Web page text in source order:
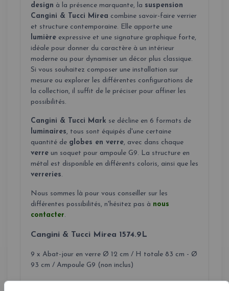
design à la présence marquante, la suspension
Cangini & Tucci Mirea combine savoir-faire verrier
et structure contemporaine. Elle apporte une
lumière expressive et une signature graphique forte,
idéale pour donner du caractère à un intérieur
moderne ou pour dynamiser un décor plus classique.
Si vous souhaitez composer une installation sur
mesure ou explorer les différentes configurations de
la collection, il suffit de le préciser pour affiner les
possibilités.
Cangini & Tucci Mark se décline en 6 formats de
luminaires, tous sont équipés d'une certaine
quantité de globes en verre, avec dans chaque
verre un soquet pour ampoule G9. La structure en
métal est disponible en différents coloris, ainsi que les
verreries.
Nous sommes là pour vous conseiller sur les
différentes possibilités, n'hésitez pas à nous
contacter.
Cangini & Tucci Mirea 1574.9L
9 x Abat-jour en verre Ø 12 cm / H totale 83 cm - Ø
93 cm / Ampoule G9 (non inclus)